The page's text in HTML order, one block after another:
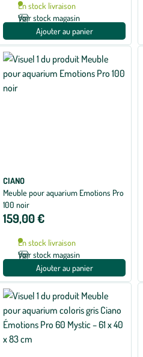
En stock livraison
Voir stock magasin
Ajouter au panier
CIANO
Meuble pour aquarium Emotions Pro
100 noir
159,00 €
En stock livraison
Voir stock magasin
Ajouter au panier